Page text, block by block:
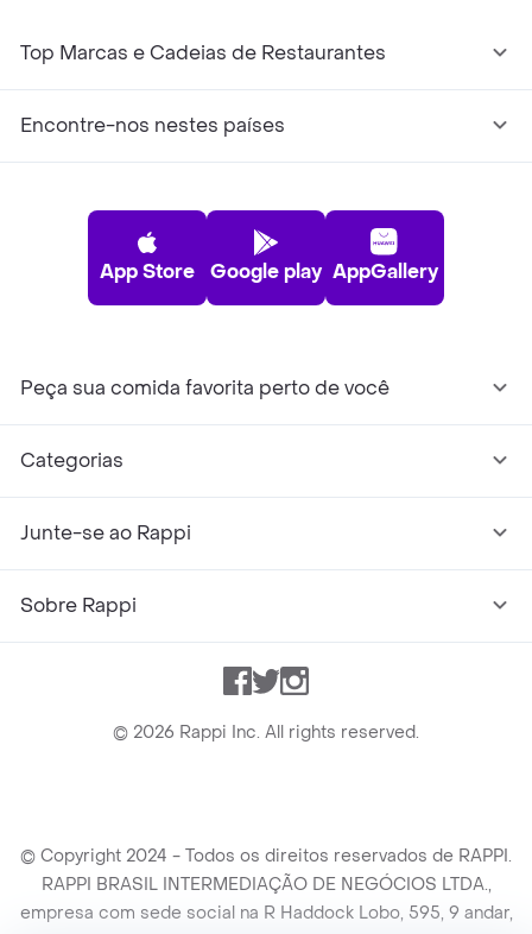
Top Marcas e Cadeias de Restaurantes
Encontre-nos nestes países
App Store Google play AppGallery
Peça sua comida favorita perto de você
Categorias
Junte-se ao Rappi
Sobre Rappi
Facebook
TwitterInstagram
© 2026 Rappi Inc. All rights reserved.
© Copyright 2024 - Todos os direitos reservados de RAPPI.
RAPPI BRASIL INTERMEDIAÇÃO DE NEGÓCIOS LTDA.,
empresa com sede social na R Haddock Lobo, 595, 9 andar,